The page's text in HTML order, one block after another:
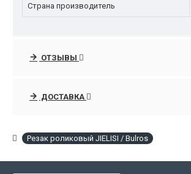
Страна производитель
ОТЗЫВЫ
ДОСТАВКА
Резак роликовый JIELISI / Bulros